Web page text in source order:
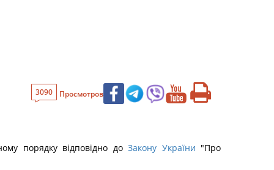
3090 Просмотров
порядку відповідно доЗакону України "Про